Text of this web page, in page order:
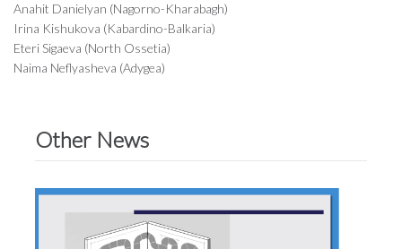
Anahit Danielyan (Nagorno-Kharabagh)
Irina Kishukova (Kabardino-Balkaria)
Eteri Sigaeva (North Ossetia)
Naima Neflyasheva (Adygea)
Other News